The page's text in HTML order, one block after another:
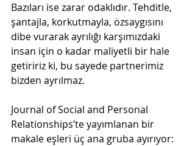
Bazıları ise zarar odaklıdır. Tehditle,
şantajla, korkutmayla, özsaygısını
dibe vurarak ayrılığı karşımızdaki
insan için o kadar maliyetli bir hale
getiririz ki, bu sayede partnerimiz
bizden ayrılmaz.
Journal of Social and Personal
Relationships’te yayımlanan bir
makale eşleri üç ana gruba ayırıyor: